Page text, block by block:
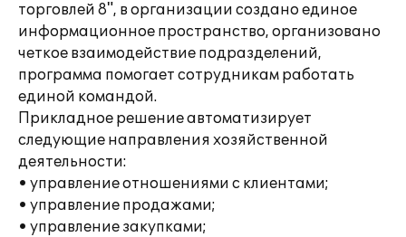
торговлей 8", в организации создано единое
информационное пространство, организовано
четкое взаимодействие подразделений,
программа помогает сотрудникам работать
единой командой.
Прикладное решение автоматизирует
следующие направления хозяйственной
деятельности:
• управление отношениями с клиентами;
• управление продажами;
• управление закупками;